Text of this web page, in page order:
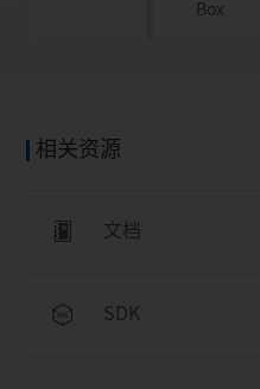
Box电视
相关资源
文档
SDK